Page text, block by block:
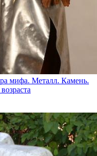
мифа. Металл. Камень.